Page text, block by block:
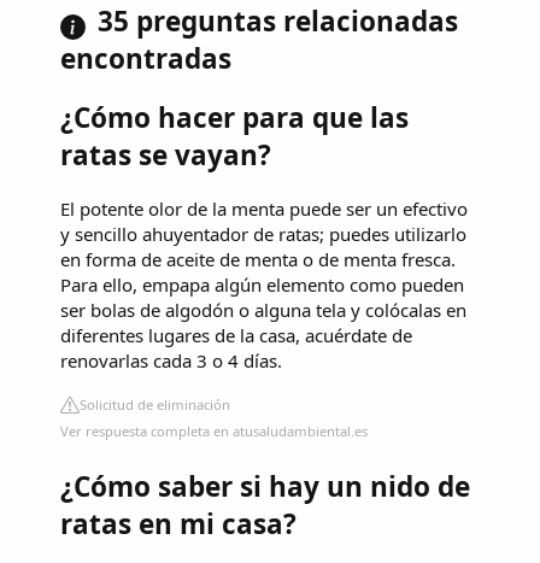
35 preguntas relacionadas
encontradas
¿Cómo hacer para que las
ratas se vayan?
El potente olor de la menta puede ser un efectivo
y sencillo ahuyentador de ratas; puedes utilizarlo
en forma de aceite de menta o de menta fresca.
Para ello, empapa algún elemento como pueden
ser bolas de algodón o alguna tela y colócalas en
diferentes lugares de la casa, acuérdate de
renovarlas cada 3 o 4 días.
Solicitud de eliminación
Ver respuesta completa en atusaludambiental.es
¿Cómo saber si hay un nido de
ratas en mi casa?